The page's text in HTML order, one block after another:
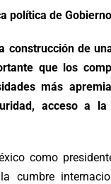
política de
construcción de
que los
más
acceso a
como
cumbre